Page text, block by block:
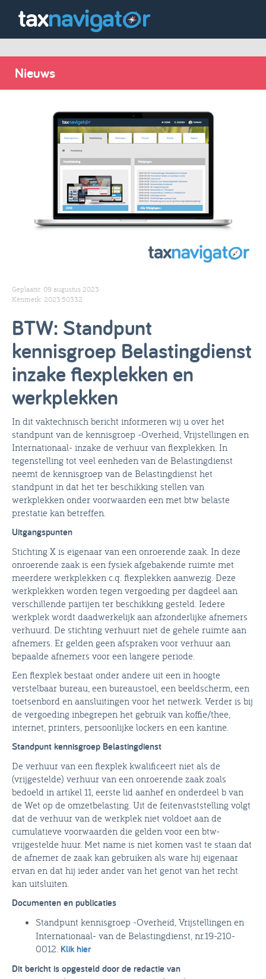
Nieuws
Geplaatst: 09 augustus 2023
Kenmerk: 2023.50332
BTW: Standpunt
kennisgroep Belastingdienst
inzake flexplekken en
werkplekken
In dit vaktechnisch bericht informeren wij u over het
standpunt van de kennisgroep -Overheid, Vrijstellingen en
Internationaal- inzake de verhuur van flexplekken. In
tegenstelling tot veel eenheden van de Belastingdienst
neemt de kennisgroep van de Belastingdienst het
standpunt in dat het ter beschikking stellen van
werkplekken onder voorwaarden een met btw belaste
prestatie kan betreffen.
Uitgangspunten
Stichting X is eigenaar van een onroerende zaak. In deze
onroerende zaak is een fysiek afgebakende ruimte met
meerdere werkplekken c.q. flexplekken aanwezig. Deze
werkplekken worden tegen vergoeding per dagdeel aan
verschillende partijen ter beschikking gesteld. Iedere
werkplek wordt daadwerkelijk aan afzonderlijke afnemers
verhuurd. De stichting verhuurt niet de gehele ruimte aan
afnemers. Er gelden geen afspraken voor verhuur aan
bepaalde afnemers voor een langere periode.
Een flexplek bestaat onder andere uit een in hoogte
verstelbaar bureau, een bureaustoel, een beeldscherm, een
toetsenbord en aansluitingen voor het netwerk. Verder is bij
de vergoeding inbegrepen het gebruik van koffie/thee,
internet, printers, persoonlijke lockers en een kantine.
Standpunt kennisgroep Belastingdienst
De verhuur van een flexplek kwalificeert niet als de
(vrijgestelde) verhuur van een onroerende zaak zoals
bedoeld in artikel 11, eerste lid aanhef en onderdeel b van
de Wet op de omzetbelasting. Uit de feitenvaststelling volgt
dat de verhuur van de werkplek niet voldoet aan de
cumulatieve voorwaarden die gelden voor een btw-
vrijgestelde huur. Met name is niet komen vast te staan dat
de afnemer de zaak kan gebruiken als ware hij eigenaar
ervan en dat hij ieder ander van het genot van het recht
kan uitsluiten.
Documenten en publicaties
Standpunt kennisgroep -Overheid, Vrijstellingen en
Internationaal- van de Belastingdienst, nr.19-210-
0012. Klik hier
Dit bericht is opgesteld door de redactie van